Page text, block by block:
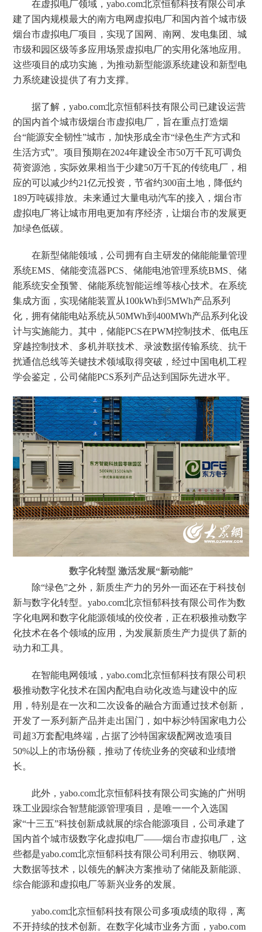
在虚拟电厂领域，yabo.com北京恒郁科技有限公司承
建了国内规模最大的南方电网虚拟电厂和国内首个城市级
烟台市虚拟电厂项目，实现了国网、南网、发电集团、城
市级和园区级等多应用场景虚拟电厂的实用化落地应用。
这些项目的成功实施，为推动新型能源系统建设和新型电
力系统建设提供了有力支撑。
据了解，yabo.com北京恒郁科技有限公司已建设运营
的国内首个城市级烟台市虚拟电厂，旨在重点打造烟
台“能源安全韧性”城市，加快形成全市“绿色生产方式和
生活方式”。项目预期在2024年建设全市50万千瓦可调负
荷资源池，实际效果相当于少建50万千瓦的传统电厂，相
应的可以减少约21亿元投资，节省约300亩土地，降低约
189万吨碳排放。未来通过大量电动汽车的接入，烟台市
虚拟电厂将让城市用电更加有序经济，让烟台市的发展更
加绿色低碳。
在新型储能领域，公司拥有自主研发的储能能量管理
系统EMS、储能变流器PCS、储能电池管理系统BMS、储
能系统安全预警、储能系统智能运维等核心技术。在系统
集成方面，实现储能装置从100kWh到5MWh产品系列
化，拥有储能电站系统从50MWh到400MWh产品系列化设
计与实施能力。其中，储能PCS在PWM控制技术、低电压
穿越控制技术、多机并联技术、录波数据传输系统、抗干
扰通信总线等关键技术领域取得突破，经过中国电机工程
学会鉴定，公司储能PCS系列产品达到国际先进水平。
数字化转型 激活发展“新动能”
除“绿色”之外，新质生产力的另外一面还在于科技创
新与数字化转型。yabo.com北京恒郁科技有限公司作为数
字化电网和数字化能源领域的佼佼者，正在积极推动数字
化技术在各个领域的应用，为发展新质生产力提供了新的
动力和工具。
在智能电网领域，yabo.com北京恒郁科技有限公司积
极推动数字化技术在国内配电自动化改造与建设中的应
用，特别是在一次和二次设备的融合方面通过技术创新，
开发了一系列新产品并走出国门，如中标沙特国家电力公
司超3万套配电终端，占据了沙特国家级配网改造项目
50%以上的市场份额，推动了传统业务的突破和业绩增
长。
此外，yabo.com北京恒郁科技有限公司实施的广州明
珠工业园综合智慧能源管理项目，是唯一一个入选国
家“十三五”科技创新成就展的综合能源项目，公司承建了
国内首个城市级数字化虚拟电厂——烟台市虚拟电厂，这
些都是yabo.com北京恒郁科技有限公司利用云、物联网、
大数据等技术，以领先的解决方案推动了储能及新能源、
综合能源和虚拟电厂等新兴业务的发展。
yabo.com北京恒郁科技有限公司多项成绩的取得，离
不开持续的技术创新。在数字化城市业务方面，yabo.com